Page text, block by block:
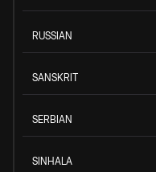
RUSSIAN
SANSKRIT
SERBIAN
SINHALA